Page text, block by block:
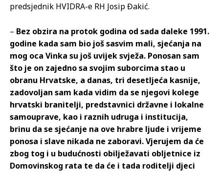
predsjednik HVIDRA-e RH Josip Đakić.
– Bez obzira na protok godina od sada daleke 1991.
godine kada sam bio još sasvim mali, sjećanja na
mog oca Vinka su još uvijek svježa. Ponosan sam
što je on zajedno sa svojim suborcima stao u
obranu Hrvatske, a danas, tri desetljeća kasnije,
zadovoljan sam kada vidim da se njegovi kolege
hrvatski branitelji, predstavnici državne i lokalne
samouprave, kao i raznih udruga i institucija,
brinu da se sjećanje na ove hrabre ljude i vrijeme
ponosa i slave nikada ne zaboravi. Vjerujem da će
zbog tog i u budućnosti obilježavati obljetnice iz
Domovinskog rata te da će i tada roditelji djeci